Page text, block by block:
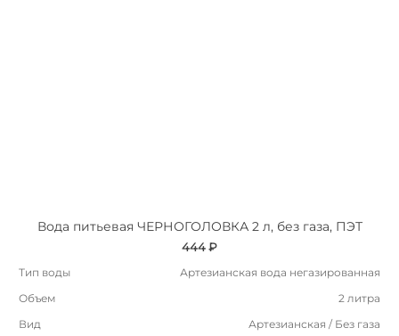
Вода питьевая ЧЕРНОГОЛОВКА 2 л, без газа, ПЭТ
444 ₽
Тип воды
Артезианская вода негазированная
Объем
2 литра
Вид
Артезианская / Без газа